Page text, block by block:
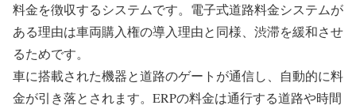
料金を徴収するシステムです。電子式道路料金システムが
ある理由は車両購入権の導入理由と同様、渋滞を緩和させ
るためです。
車に搭載された機器と道路のゲートが通信し、自動的に料
金が引き落とされます。ERPの料金は通行する道路や時間